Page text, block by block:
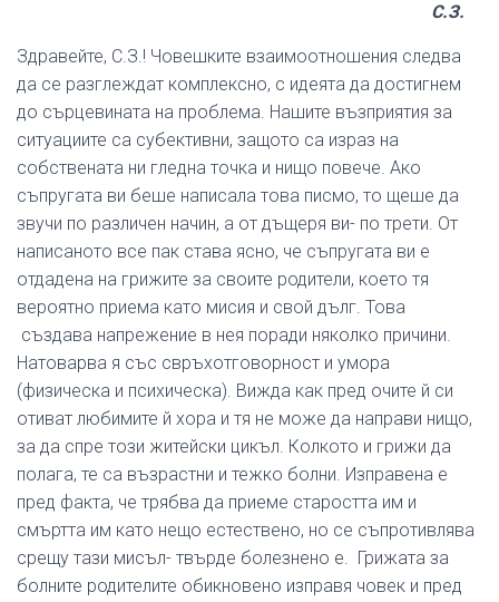
С.З.
Здравейте, С.З.! Човешките взаимоотношения следва
да се разглеждат комплексно, с идеята да достигнем
до сърцевината на проблема. Нашите възприятия за
ситуациите са субективни, защото са израз на
собствената ни гледна точка и нищо повече. Ако
съпругата ви беше написала това писмо, то щеше да
звучи по различен начин, а от дъщеря ви- по трети. От
написаното все пак става ясно, че съпругата ви е
отдадена на грижите за своите родители, което тя
вероятно приема като мисия и свой дълг. Това
създава напрежение в нея поради няколко причини.
Натоварва я със свръхотговорност и умора
(физическа и психическа). Вижда как пред очите й си
отиват любимите й хора и тя не може да направи нищо,
за да спре този житейски цикъл. Колкото и грижи да
полага, те са възрастни и тежко болни. Изправена е
пред факта, че трябва да приеме старостта им и
смъртта им като нещо естествено, но се съпротивлява
срещу тази мисъл- твърде болезнено е. Грижата за
болните родителите обикновено изправя човек и пред